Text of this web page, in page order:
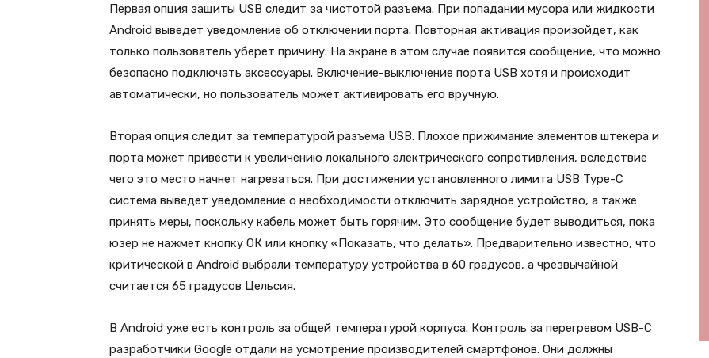
Первая опция защиты USB следит за чистотой разъема. При попадании мусора или жидкости
Android выведет уведомление об отключении порта. Повторная активация произойдет, как
только пользователь уберет причину. На экране в этом случае появится сообщение, что можно
безопасно подключать аксессуары. Включение-выключение порта USB хотя и происходит
автоматически, но пользователь может активировать его вручную.
Вторая опция следит за температурой разъема USB. Плохое прижимание элементов штекера и
порта может привести к увеличению локального электрического сопротивления, вследствие
чего это место начнет нагреваться. При достижении установленного лимита USB Type-C
система выведет уведомление о необходимости отключить зарядное устройство, а также
принять меры, поскольку кабель может быть горячим. Это сообщение будет выводиться, пока
юзер не нажмет кнопку ОК или кнопку «Показать, что делать». Предварительно известно, что
критической в Android выбрали температуру устройства в 60 градусов, а чрезвычайной
считается 65 градусов Цельсия.
В Android уже есть контроль за общей температурой корпуса. Контроль за перегревом USB-C
разработчики Google отдали на усмотрение производителей смартфонов. Они должны